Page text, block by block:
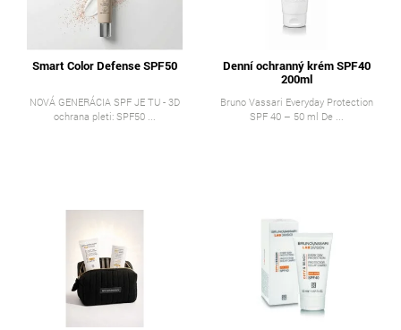
Smart Color Defense SPF50
NOVÁ GENERÁCIA SPF JE TU - 3D
ochrana pleti: SPF50 ...
Denní ochranný krém SPF40
200ml
Bruno Vassari Everyday Protection
SPF 40 – 50 ml De ...